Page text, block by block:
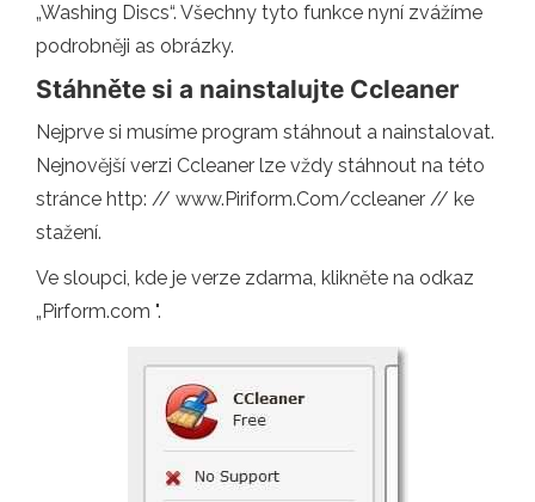
„Washing Discs“. Všechny tyto funkce nyní zvážíme
podrobněji as obrázky.
Stáhněte si a nainstalujte Ccleaner
Nejprve si musíme program stáhnout a nainstalovat.
Nejnovější verzi Ccleaner lze vždy stáhnout na této
stránce http: // www.Piriform.Com/ccleaner // ke
stažení.
Ve sloupci, kde je verze zdarma, klikněte na odkaz
„Pirform.com ".